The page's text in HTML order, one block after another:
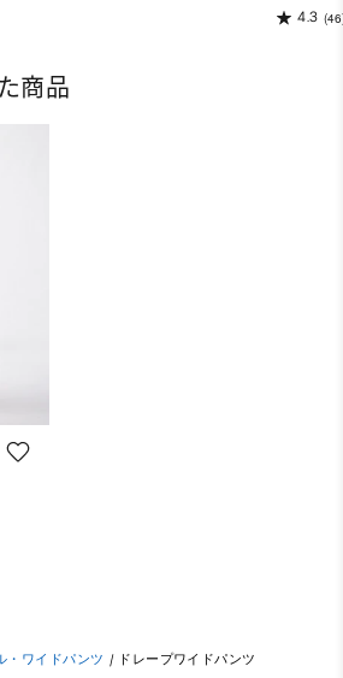
4.3
商品
・ワイドパンツ / ドレープワイドパンツ